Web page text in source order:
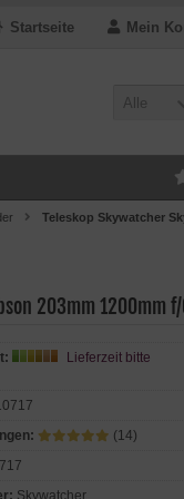
Mein
Startseite
Alle
Teleskop Skywatcher
203mm
Lieferzeit bitte
(14)
Skywatcher